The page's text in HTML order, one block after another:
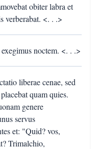
obiter labra et
verberabat. <. . .>
noctem. <. . .>
liberae cenae, sed
quam quies.
genere
servus
et: "Quid? vos,
Trimalchio,